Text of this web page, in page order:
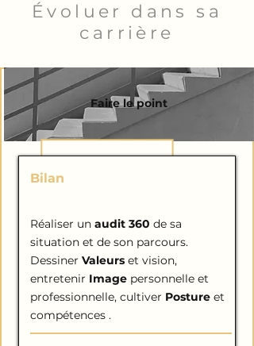
Évoluer dans sa
carrière
Faire le point
Bilan
Réaliser un audit 360 de sa
situation et de son parcours.
Dessiner Valeurs et vision,
entretenir Image personnelle et
professionnelle, cultiver Posture et
compétences .